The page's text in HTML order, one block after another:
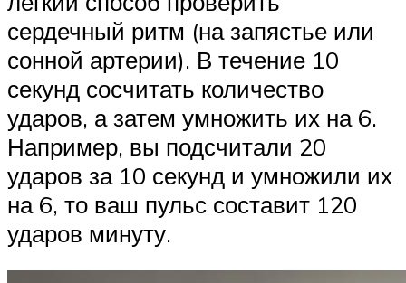
сердечный ритм (на запястье или
сонной артерии). В течение 10
секунд сосчитать количество
ударов, а затем умножить их на 6.
Например, вы подсчитали 20
ударов за 10 секунд и умножили их
на 6, то ваш пульс составит 120
ударов минуту.